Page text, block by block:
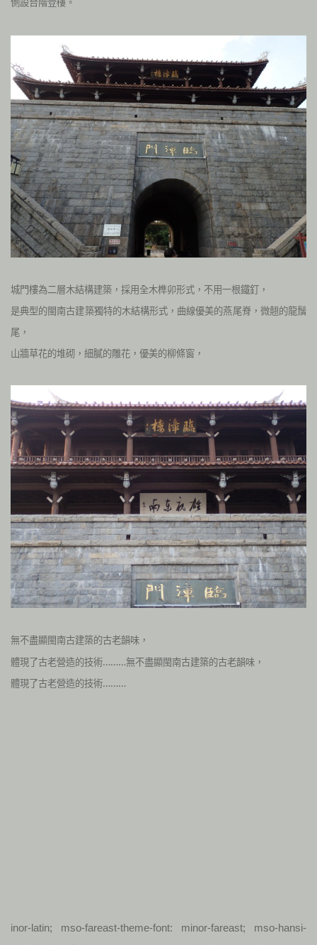
城門樓為二層木結構建築，採用全木榫卯形式，不用一根鐵釘，
是典型的閩南古建築獨特的木結構形式，曲線優美的燕尾脊，微翹的龍鬚
尾，
山牆草花的堆砌，細膩的雕花，優美的柳條窗，
無不盡顯閩南古建築的古老韻味，
體現了古老營造的技術………無不盡顯閩南古建築的古老韻味，
體現了古老營造的技術………
inor-latin; mso-fareast-theme-font: minor-fareast; mso-hansi-